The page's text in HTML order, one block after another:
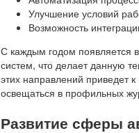
Улучшение условий
Возможность
С каждым годом появляется
систем, что делает данную
этих направлений приведет к
освещаться в профильных
Развитие сферы